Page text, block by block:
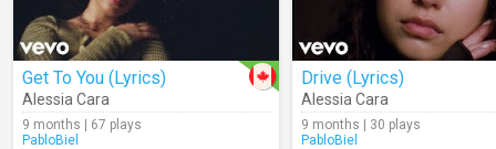
Get To You (Lyrics)
Alessia Cara
9 months | 67 plays
PabloBiel
Drive (Lyrics)
Alessia Cara
9 months | 30 plays
PabloBiel